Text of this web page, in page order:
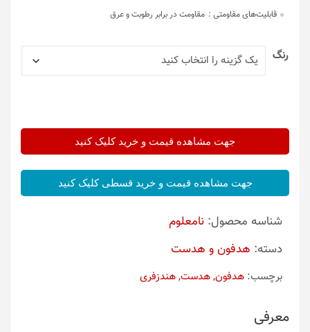
قابلیت‌های مقاومتی : مقاومت در برابر رطوبت و عرق
رنگ
جهت مشاهده قیمت و خرید کلیک کنید
جهت مشاهده قیمت و خرید قسطی کلیک کنید
شناسه محصول: نامعلوم
دسته: هدفون و هدست
برچسب: هدفون, هدست, هندزفری
معرفی